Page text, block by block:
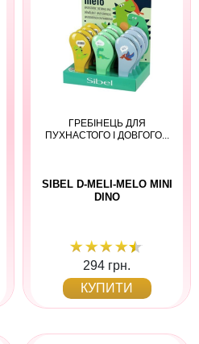
ГРЕБІНЕЦЬ ДЛЯ
ПУХНАСТОГО І ДОВГОГО...
SIBEL D-MELI-MELO MINI
DINO
294 грн.
КУПИТИ